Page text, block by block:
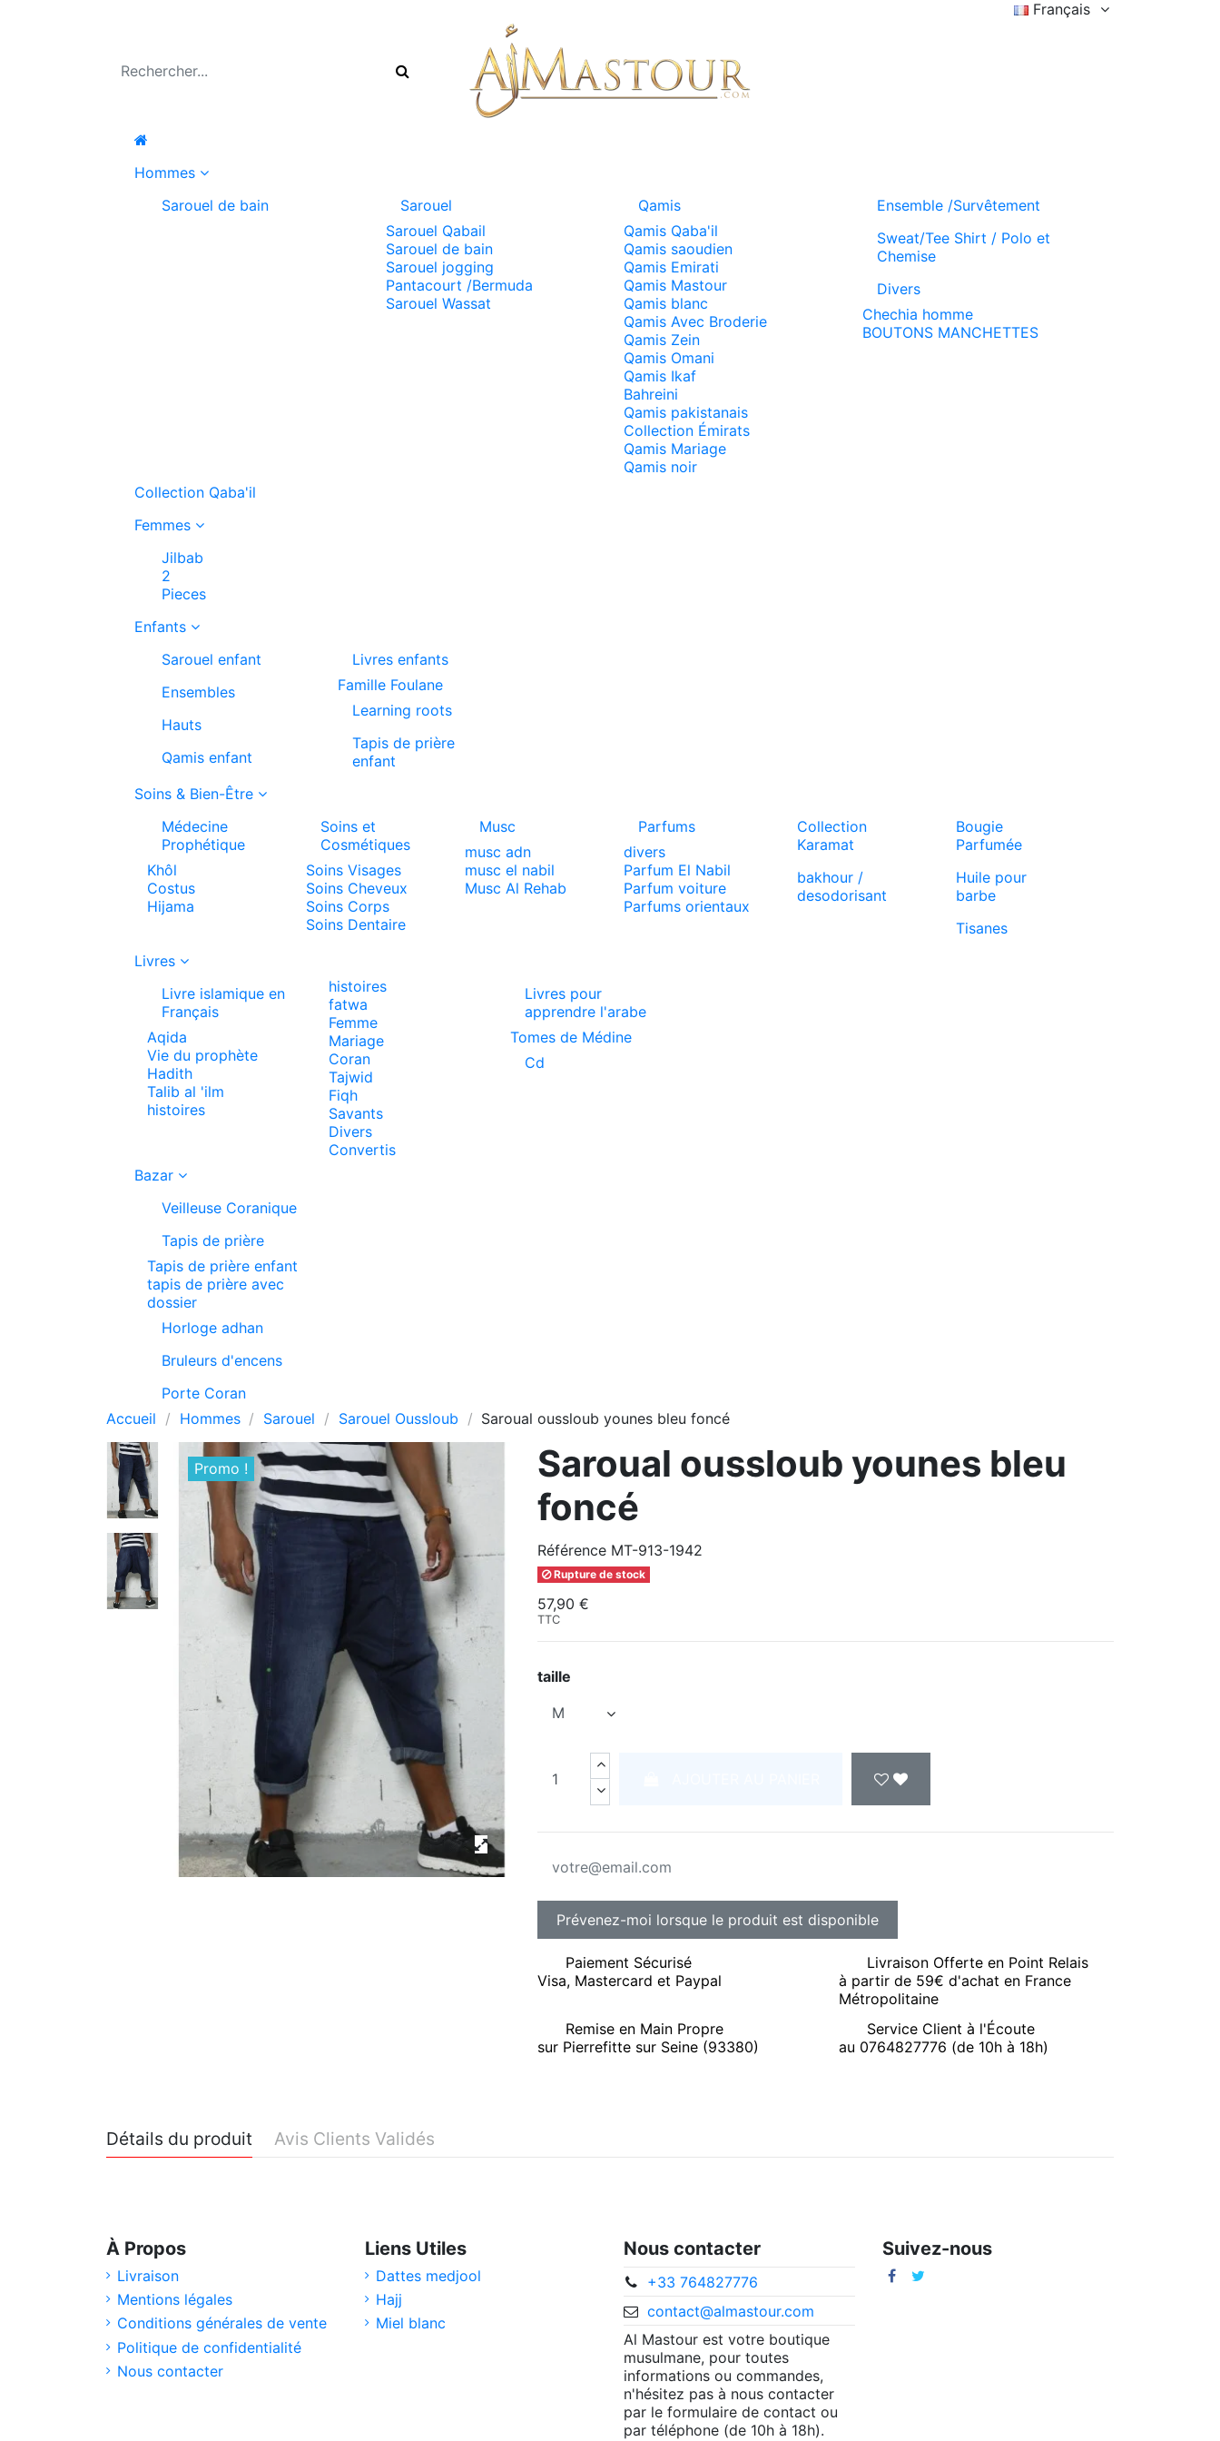
Français
Hommes
Sarouel de bain
Sarouel
Sarouel Qabail
Sarouel de bain
Sarouel jogging
Pantacourt /Bermuda
Sarouel Wassat
Qamis
Qamis Qaba'il
Qamis saoudien
Qamis Emirati
Qamis Mastour
Qamis blanc
Qamis Avec Broderie
Qamis Zein
Qamis Omani
Qamis Ikaf
Bahreini
Qamis pakistanais
Collection Émirats
Qamis Mariage
Qamis noir
Ensemble /Survêtement
Sweat/Tee Shirt / Polo et
Chemise
Divers
Chechia homme
BOUTONS MANCHETTES
Collection Qaba'il
Femmes
Jilbab
2
Pieces
Enfants
Sarouel enfant
Ensembles
Hauts
Qamis enfant
Livres enfants
Famille Foulane
Learning roots
Tapis de prière
enfant
Soins & Bien-Être
Médecine
Prophétique
Khôl
Costus
Hijama
Soins et
Cosmétiques
Soins Visages
Soins Cheveux
Soins Corps
Soins Dentaire
Musc
musc adn
musc el nabil
Musc Al Rehab
Parfums
divers
Parfum El Nabil
Parfum voiture
Parfums orientaux
Collection
Karamat
bakhour /
desodorisant
Bougie
Parfumée
Huile pour
barbe
Tisanes
Livres
Livre islamique en
Français
Aqida
Vie du prophète
Hadith
Talib al 'ilm
histoires
histoires
fatwa
Femme
Mariage
Coran
Tajwid
Fiqh
Savants
Divers
Convertis
Livres pour
apprendre l'arabe
Tomes de Médine
Cd
Bazar
Veilleuse Coranique
Tapis de prière
Tapis de prière enfant
tapis de prière avec
dossier
Horloge adhan
Bruleurs d'encens
Porte Coran
Accueil
Hommes Sarouel Sarouel Oussloub Saroual oussloub younes bleu foncé
Promo !
Saroual oussloub younes bleu
foncé
Référence MT-913-1942
Rupture de stock
57,90 €
TTC
taille
Paiement Sécurisé
Visa, Mastercard et Paypal
Livraison Offerte en Point Relais
à partir de 59€ d'achat en France
Métropolitaine
Remise en Main Propre
sur Pierrefitte sur Seine (93380)
Service Client à l'Écoute
au 0764827776 (de 10h à 18h)
Détails du produit Avis Clients Validés
À Propos
Livraison
Mentions légales
Conditions générales de vente
Politique de confidentialité
Nous contacter
Liens Utiles
Dattes medjool
Hajj
Miel blanc
Nous contacter
+33 764827776
contact@almastour.com
Al Mastour est votre boutique
musulmane, pour toutes
informations ou commandes,
n'hésitez pas à nous contacter
par le formulaire de contact ou
par téléphone (de 10h à 18h).
Suivez-nous